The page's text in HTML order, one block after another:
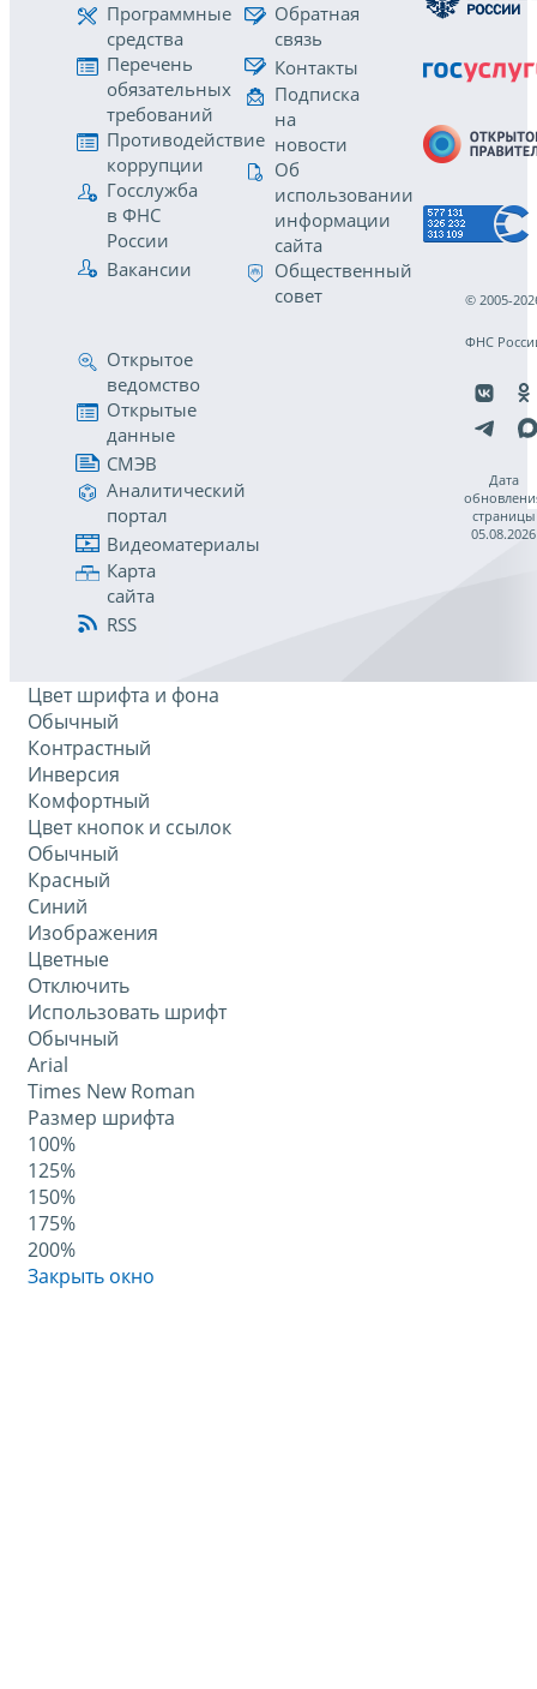
Программные
средства
Перечень
обязательных
требований
Противодействие
коррупции
Госслужба
в ФНС
России
Вакансии
Обратная
связь
Контакты
Подписка
на
новости
Об
использовании
информации
сайта
Общественный
совет
Открытое
ведомство
Открытые
данные
СМЭВ
Аналитический
портал
Видеоматериалы
Карта
сайта
RSS
© 2005-
ФНС
Дата
страницы
05.08.2026
Цвет шрифта и фона
Обычный
Контрастный
Инверсия
Комфортный
Цвет кнопок и ссылок
Обычный
Красный
Синий
Изображения
Цветные
Отключить
Использовать шрифт
Обычный
Arial
Times New Roman
Размер шрифта
100%
125%
150%
175%
200%
Закрыть окно